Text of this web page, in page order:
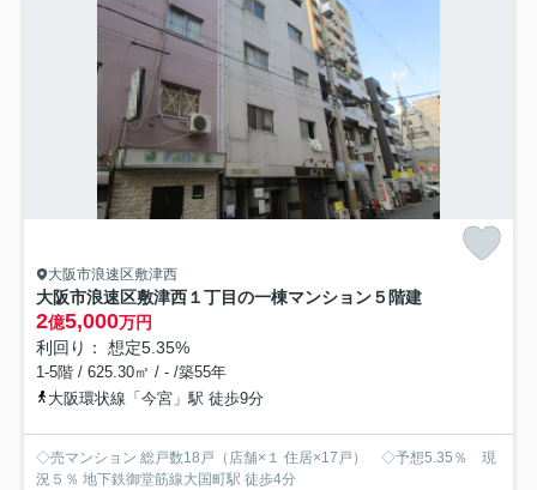
大阪市浪速区敷津西
大阪市浪速区敷津西１丁目の一棟マンション５階建
2億5,000万円
利回り： 想定5.35%
1-5階 / 625.30㎡ / - /築55年
大阪環状線「今宮」駅 徒歩9分
◇売マンション 総戸数18戸（店舗×１ 住居×17戸） ◇予想5.35％ 現
況５％ 地下鉄御堂筋線大国町駅 徒歩4分